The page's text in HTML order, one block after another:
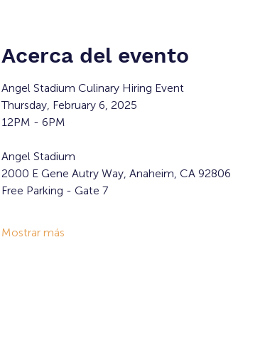
Acerca del evento
Angel Stadium Culinary Hiring Event
Thursday, February 6, 2025
12PM - 6PM
Angel Stadium
2000 E Gene Autry Way, Anaheim, CA 92806
Free Parking - Gate 7
Mostrar más